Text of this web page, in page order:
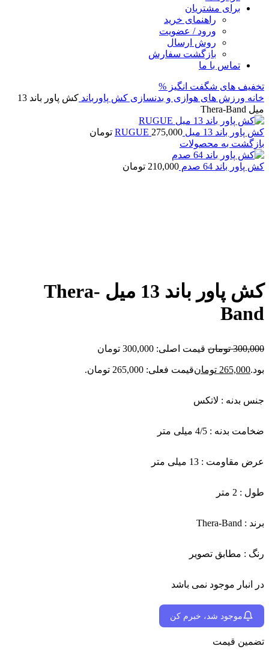
برای مشتریان
راهنمای خرید
ورود / عضویت
روش ارسال
بازگشت سفارش
تماس با ما
تخفیف های شگفت انگیز %
خانه ورزش های هوازی و بدنسازی کش پاورباند
کش پاور باند 13
میل Thera-Band
کش پاور باند 13 میل RUGUE 275,000
تومان
بازگشت به محصولات
کش پاور باند 64 صدم 210,000 تومان
کش پاور باند 13 میل Thera-
Band
300,000 تومان قیمت اصلی: 300,000 تومان
بود.265,000 تومانقیمت فعلی: 265,000 تومان.
جنس بدنه : لاتکس
ضخامت بدنه : 4/5 میلی متر
عرض مقاومت : 13 میلی متر
طول : 2 متر
برند : Thera-Band
رنگ : مطابق تصویر
در انبار موجود نمی باشد
موجود شد، خبرم کن
تضمین قیمت